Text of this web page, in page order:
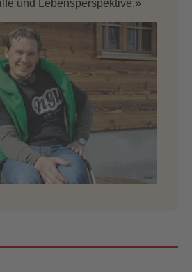
und Lebensperspektive.»